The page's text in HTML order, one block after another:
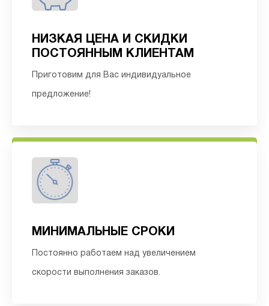
НИЗКАЯ ЦЕНА И СКИДКИ
ПОСТОЯННЫМ КЛИЕНТАМ
Приготовим для Вас индивидуальное
предложение!
МИНИМАЛЬНЫЕ СРОКИ
Постоянно работаем над увеличением
скорости выполнения заказов.